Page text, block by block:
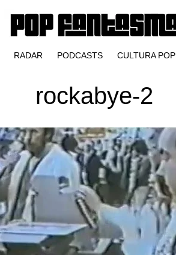
RADAR PODCASTS CULTURA POP
rockabye-2